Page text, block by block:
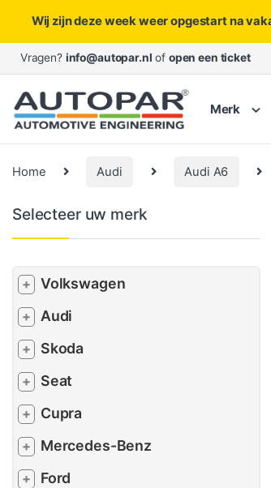
Wij zijn deze week weer opgestart na
Skip to navigation
Skip to content
Vragen? info@autopar.nl of open een ticket
Merk
Home Audi Audi A6
Selecteer uw merk
+ Volkswagen
+ Audi
+ Skoda
+ Seat
+ Cupra
+ Mercedes-Benz
+ Ford